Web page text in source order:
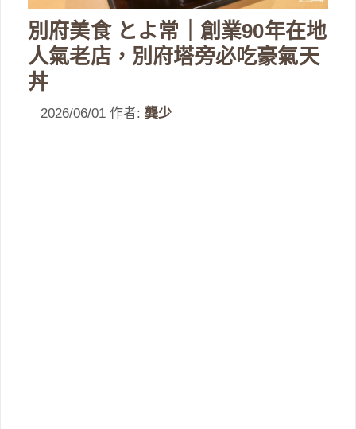
別府美食 とよ常｜創業90年在地
人氣老店，別府塔旁必吃豪氣天
丼
2026/06/01 作者: 龔少